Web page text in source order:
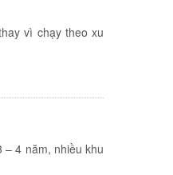
vì chạy theo xu
4 năm, nhiều khu